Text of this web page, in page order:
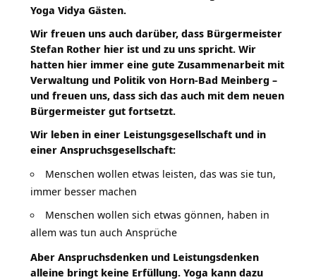
Yoga Vidya Gästen.
Wir freuen uns auch darüber, dass Bürgermeister
Stefan Rother hier ist und zu uns spricht. Wir
hatten hier immer eine gute Zusammenarbeit mit
Verwaltung und Politik von Horn-Bad Meinberg –
und freuen uns, dass sich das auch mit dem neuen
Bürgermeister gut fortsetzt.
Wir leben in einer Leistungsgesellschaft und in
einer Anspruchsgesellschaft:
Menschen wollen etwas leisten, das was sie tun,
immer besser machen
Menschen wollen sich etwas gönnen, haben in
allem was tun auch Ansprüche
Aber Anspruchsdenken und Leistungsdenken
alleine bringt keine Erfüllung. Yoga kann dazu